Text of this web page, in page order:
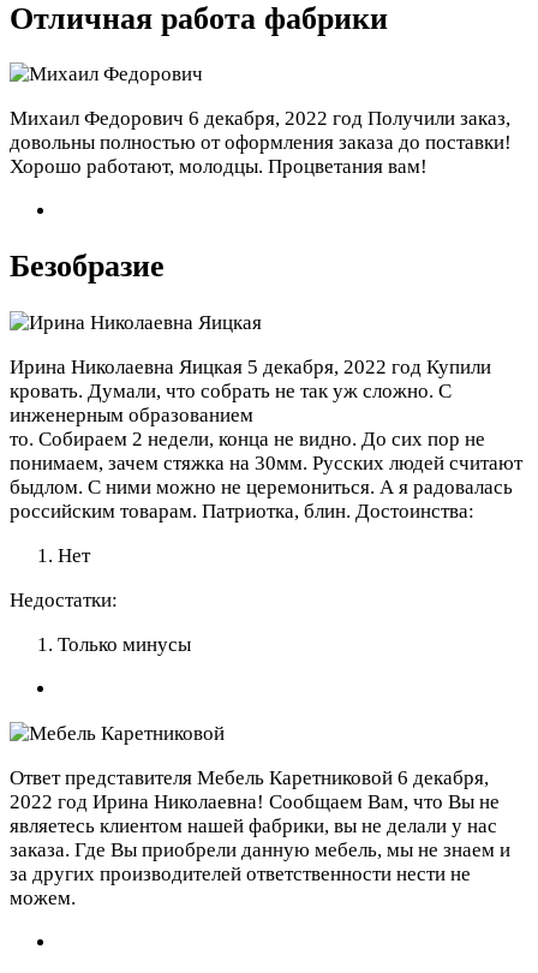
Отличная работа фабрики
Михаил Федорович 6 декабря, 2022 год Получили заказ,
довольны полностью от оформления заказа до поставки!
Хорошо работают, молодцы. Процветания вам!
Безобразие
Ирина Николаевна Яицкая 5 декабря, 2022 год Купили
кровать. Думали, что собрать не так уж сложно. С
инженерным образованием
то. Собираем 2 недели, конца не видно. До сих пор не
понимаем, зачем стяжка на 30мм. Русских людей считают
быдлом. С ними можно не церемониться. А я радовалась
российским товарам. Патриотка, блин. Достоинства:
Нет
Недостатки:
Только минусы
Ответ представителя Мебель Каретниковой 6 декабря,
2022 год Ирина Николаевна! Сообщаем Вам, что Вы не
являетесь клиентом нашей фабрики, вы не делали у нас
заказа. Где Вы приобрели данную мебель, мы не знаем и
за других производителей ответственности нести не
можем.